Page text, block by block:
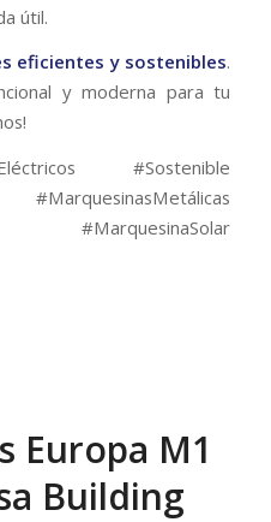
útil.
eficientes y sostenibles.
y moderna para tu
#Sostenible
#MarquesinaSolar
Europa M1
Building